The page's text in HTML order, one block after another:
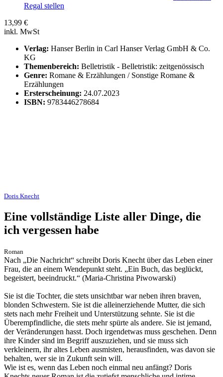
Regal stellen
13,99 €
inkl. MwSt
Verlag: Hanser Berlin in Carl Hanser Verlag GmbH & Co.
KG
Themenbereich: Belletristik - Belletristik: zeitgenössisch
Genre: Romane & Erzählungen / Sonstige Romane &
Erzählungen
Ersterscheinung: 24.07.2023
ISBN: 9783446278684
Doris Knecht
Eine vollständige Liste aller Dinge, die
ich vergessen habe
Roman
Nach „Die Nachricht“ schreibt Doris Knecht über das Leben einer
Frau, die an einem Wendepunkt steht. „Ein Buch, das beglückt,
begeistert, beeindruckt.“ (Maria-Christina Piwowarski)
Sie ist die Tochter, die stets unsichtbar war neben ihren braven,
blonden Schwestern. Sie ist die alleinerziehende Mutter, die sich
stets nach mehr Freiheit und Unterstützung sehnte. Sie ist die
Überempfindliche, die stets mehr spürte als andere. Sie ist jemand,
der Veränderungen hasst. Doch irgendetwas muss geschehen. Denn
ihre Kinder sind im Begriff auszuziehen, und sie muss sich
verkleinern, ihr altes Leben ausmisten, herausfinden, was davon sie
behalten, wer sie in Zukunft sein will.
Wie ist es, wenn das Leben noch einmal neu anfängt? Doris